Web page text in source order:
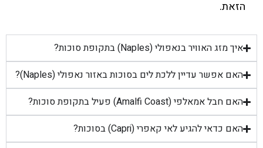
הזאת.
איך מזג האוויר בנאפולי (Naples) בתקופת סוכות?
האם אפשר עדיין ללכת לים בסוכות באזור נאפולי (Naples)?
האם חבל אמאלפי (Amalfi Coast) פעיל בתקופת סוכות?
האם כדאי להגיע לאי קאפרי (Capri) בסוכות?